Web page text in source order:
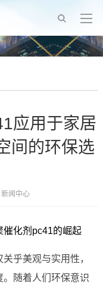
应用于家居
间的环保选
新闻中心
催化剂pc41的崛起
乎美观与实用性，
。随着人们环保意识